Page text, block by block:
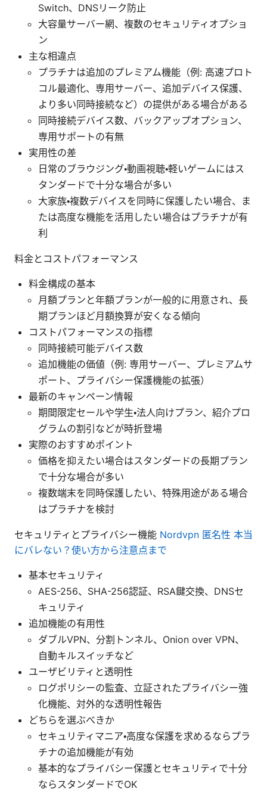
Switch、DNSリーク防止
大容量サーバー網、複数のセキュリティオプショ
ン
主な相違点
プラチナは追加のプレミアム機能（例: 高速プロト
コル最適化、専用サーバー、追加デバイス保護、
より多い同時接続など）の提供がある場合がある
同時接続デバイス数、バックアップオプション、
専用サポートの有無
実用性の差
日常のブラウジング・動画視聴・軽いゲームにはス
タンダードで十分な場合が多い
大家族・複数デバイスを同時に保護したい場合、ま
たは高度な機能を活用したい場合はプラチナが有
利
料金とコストパフォーマンス
料金構成の基本
月額プランと年額プランが一般的に用意され、長
期プランほど月額換算が安くなる傾向
コストパフォーマンスの指標
同時接続可能デバイス数
追加機能の価値（例: 専用サーバー、プレミアムサ
ポート、プライバシー保護機能の拡張）
最新のキャンペーン情報
期間限定セールや学生・法人向けプラン、紹介プロ
グラムの割引などが時折登場
実際のおすすめポイント
価格を抑えたい場合はスタンダードの長期プラン
で十分な場合が多い
複数端末を同時保護したい、特殊用途がある場合
はプラチナを検討
セキュリティとプライバシー機能 Nordvpn 匿名性 本当
にバレない？使い方から注意点まで
基本セキュリティ
AES-256、SHA-256認証、RSA鍵交換、DNSセ
キュリティ
追加機能の有用性
ダブルVPN、分割トンネル、Onion over VPN、
自動キルスイッチなど
ユーザビリティと透明性
ログポリシーの監査、立証されたプライバシー強
化機能、対外的な透明性報告
どちらを選ぶべきか
セキュリティマニア・高度な保護を求めるならプラ
チナの追加機能が有効
基本的なプライバシー保護とセキュリティで十分
ならスタンダードでOK